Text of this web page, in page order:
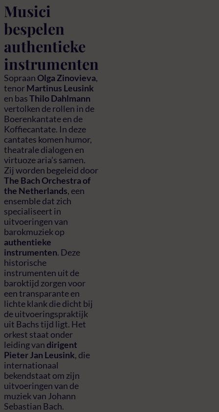
Musici
bespelen
authentieke
instrumenten
SopraanOlga Zinovieva,
tenorMartinus Leusink
en basThilo Dahlmann
vertolken de rollen in de
Boerenkantate en de
Koffiecantate. In deze
cantates komen humor,
theatrale dialogen en
virtuoze aria’s samen.
Zij worden begeleid door
The Bach Orchestra of
the Netherlands, een
ensemble dat zich
specialiseert in
uitvoeringen van
barokmuziek op
authentieke
instrumenten. Deze
historische
instrumenten uit de
baroktijd zorgen voor
een transparante en
lichte klank die dicht bij
de uitvoeringspraktijk
uit Bachs tijd ligt. Het
orkest staat onder
leiding vandirigent
Pieter Jan Leusink, die
internationaal
bekendstaat om zijn
uitvoeringen van de
muziek van Johann
Sebastian Bach.